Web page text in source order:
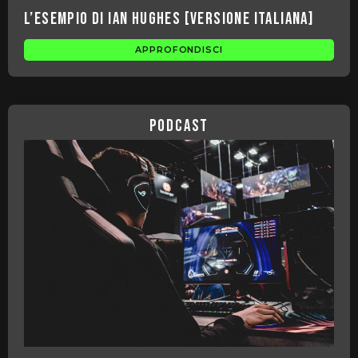
l’esempio di Ian Hughes [VERSIONE ITALIANA]
APPROFONDISCI
podcast